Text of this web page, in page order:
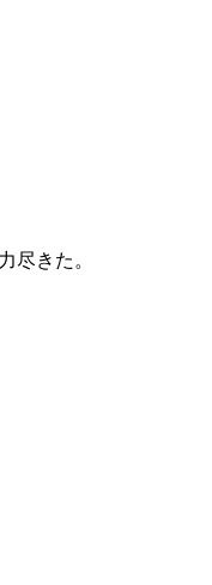
尽きた。